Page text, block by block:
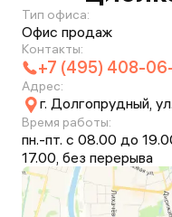
Тип офиса:
Офис продаж
Контакты:
+7 (495) 408-
Адрес:
г. Долгопрудный,
Время работы:
пн.-пт. с 08.00 до
17.00, без перерыва